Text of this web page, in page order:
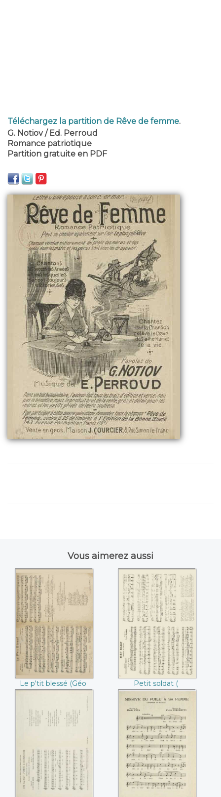
Téléchargez la partition de Rêve de femme.
G. Notiov / Ed. Perroud
Romance patriotique
Partition gratuite en PDF
Vous aimerez aussi
Le p'tit blessé (Géo
Sutra / J. Vidal)
Le p'tit blessé (Géo
Sutra / J. Vidal)
Petit soldat (
Georges Guérin-
Choudey / Pierre
Chaumas)
Petit soldat (
Georges Guérin-
Choudey / Pierre
Chaumas)
La Soissonnaise (G.
Marcel de la Reine)
Missive du poilu à
sa femme (Mario
Vita)